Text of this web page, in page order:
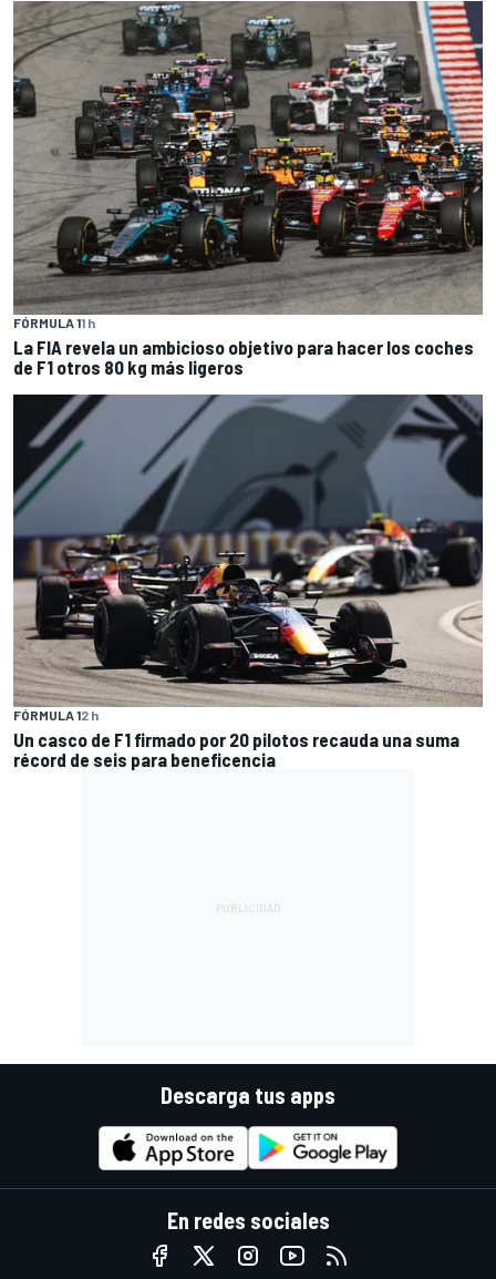
FÓRMULA 11 h
La FIA revela un ambicioso objetivo para hacer los coches
de F1 otros 80 kg más ligeros
FÓRMULA 12 h
Un casco de F1 firmado por 20 pilotos recauda una suma
récord de seis para beneficencia
Descarga tus apps
En redes sociales